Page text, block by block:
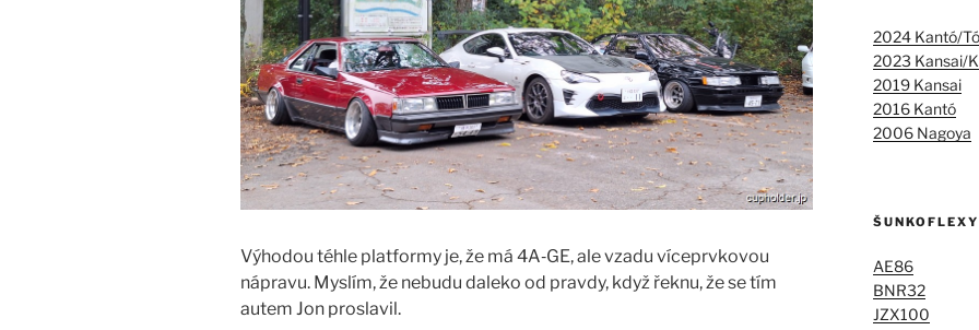
Výhodou téhle platformy je, že má 4A‑GE, ale vzadu víceprvkovou
nápravu. Myslím, že nebudu daleko od pravdy, když řeknu, že se tím
autem Jon proslavil.
2024 Kantó/
2023 Kansai/
2019 Kansai
2016 Kantó
2006 Nagoya
ŠUNKOFLEXY
AE86
BNR32
JZX100